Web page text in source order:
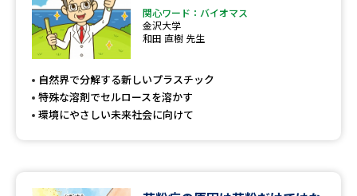
関心ワード：バイオマス
金沢大学
和田 直樹 先生
自然界で分解する新しいプラスチック
特殊な溶剤でセルロースを溶かす
環境にやさしい未来社会に向けて